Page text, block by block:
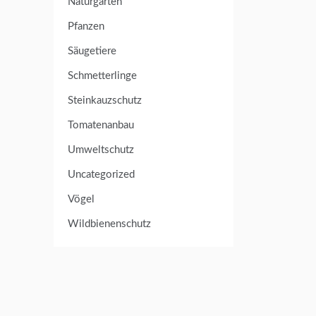
Pfanzen
Säugetiere
Schmetterlinge
Steinkauzschutz
Tomatenanbau
Umweltschutz
Uncategorized
Vögel
Wildbienenschutz